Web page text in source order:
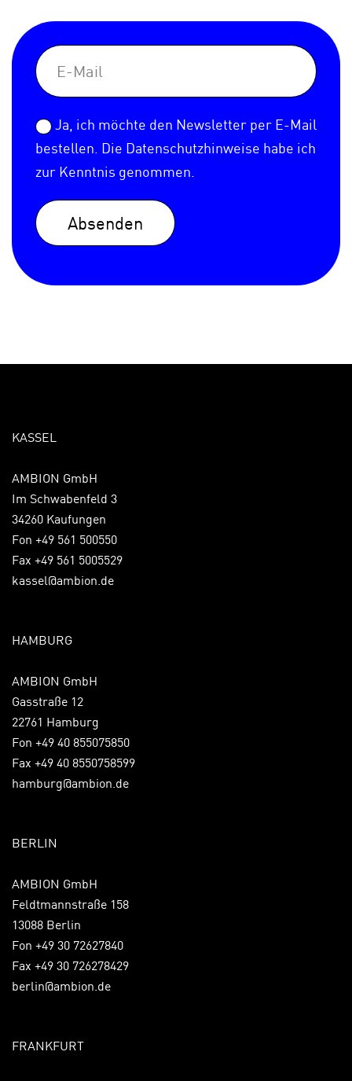
Ja, ich möchte den Newsletter per E-Mail
bestellen. Die Datenschutzhinweise habe ich
zur Kenntnis genommen.
Absenden
KASSEL
AMBION GmbH
Im Schwabenfeld 3
34260 Kaufungen
Fon +49 561 500550
Fax +49 561 5005529
kassel@ambion.de
HAMBURG
AMBION GmbH
Gasstraße 12
22761 Hamburg
Fon +49 40 855075850
Fax +49 40 8550758599
hamburg@ambion.de
BERLIN
AMBION GmbH
Feldtmannstraße 158
13088 Berlin
Fon +49 30 72627840
Fax +49 30 726278429
berlin@ambion.de
FRANKFURT